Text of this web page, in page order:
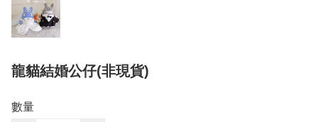
龍貓結婚公仔(非現貨)
數量